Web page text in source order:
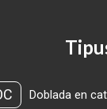
Doblada en